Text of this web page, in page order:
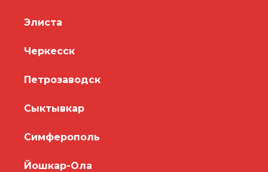
Элиста
Черкесск
Петрозаводск
Сыктывкар
Симферополь
Йошкар-Ола